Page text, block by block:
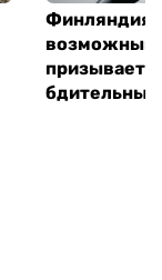
Финляндия
возможным
призывает